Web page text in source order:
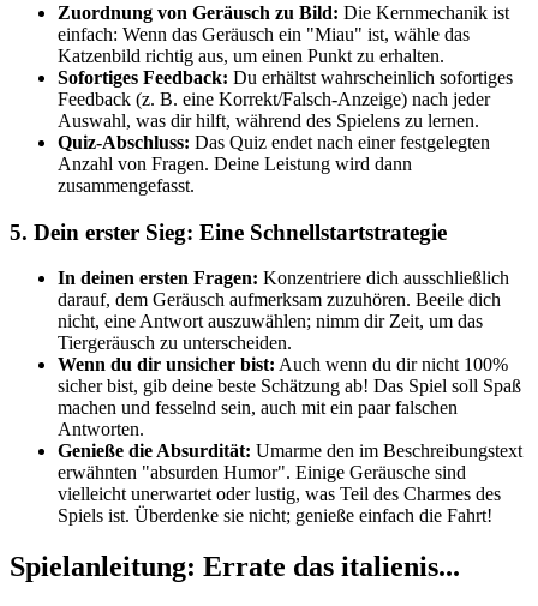
Zuordnung von Geräusch zu Bild: Die Kernmechanik ist
einfach: Wenn das Geräusch ein "Miau" ist, wähle das
Katzenbild richtig aus, um einen Punkt zu erhalten.
Sofortiges Feedback: Du erhältst wahrscheinlich sofortiges
Feedback (z. B. eine Korrekt/Falsch-Anzeige) nach jeder
Auswahl, was dir hilft, während des Spielens zu lernen.
Quiz-Abschluss: Das Quiz endet nach einer festgelegten
Anzahl von Fragen. Deine Leistung wird dann
zusammengefasst.
5. Dein erster Sieg: Eine Schnellstartstrategie
In deinen ersten Fragen: Konzentriere dich ausschließlich
darauf, dem Geräusch aufmerksam zuzuhören. Beeile dich
nicht, eine Antwort auszuwählen; nimm dir Zeit, um das
Tiergeräusch zu unterscheiden.
Wenn du dir unsicher bist: Auch wenn du dir nicht 100%
sicher bist, gib deine beste Schätzung ab! Das Spiel soll Spaß
machen und fesselnd sein, auch mit ein paar falschen
Antworten.
Genieße die Absurdität: Umarme den im Beschreibungstext
erwähnten "absurden Humor". Einige Geräusche sind
vielleicht unerwartet oder lustig, was Teil des Charmes des
Spiels ist. Überdenke sie nicht; genieße einfach die Fahrt!
Spielanleitung: Errate das italienis...